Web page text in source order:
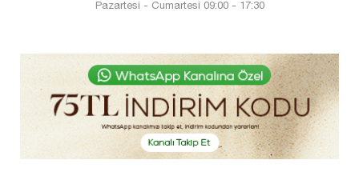
Pazartesi - Cumartesi 09:00 - 17:30